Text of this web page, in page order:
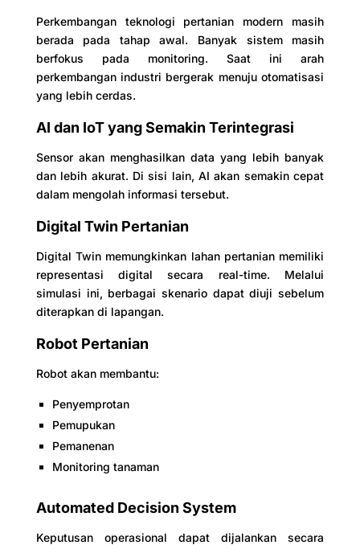
Perkembangan teknologi pertanian modern masih
berada pada tahap awal. Banyak sistem masih
berfokus pada monitoring. Saat ini arah
perkembangan industri bergerak menuju otomatisasi
yang lebih cerdas.
AI dan IoT yang Semakin Terintegrasi
Sensor akan menghasilkan data yang lebih banyak
dan lebih akurat. Di sisi lain, AI akan semakin cepat
dalam mengolah informasi tersebut.
Digital Twin Pertanian
Digital Twin memungkinkan lahan pertanian memiliki
representasi digital secara real-time. Melalui
simulasi ini, berbagai skenario dapat diuji sebelum
diterapkan di lapangan.
Robot Pertanian
Robot akan membantu:
Penyemprotan
Pemupukan
Pemanenan
Monitoring tanaman
Automated Decision System
Keputusan operasional dapat dijalankan secara